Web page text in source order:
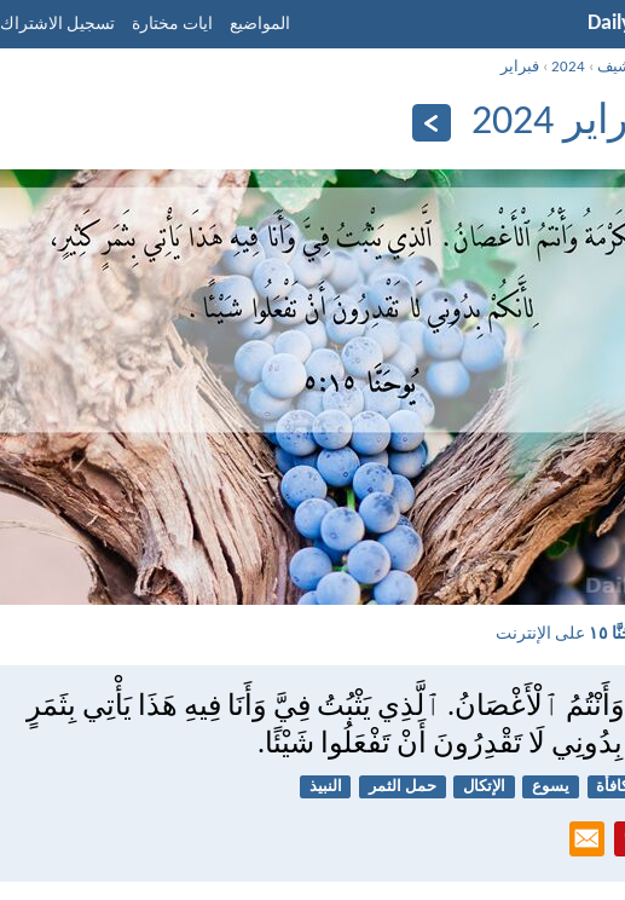
المواضيع ايات مختارة تسجيل الاشتراك
›
2024
›فبراير
١٥ على الإنترنت
ٱلْأَغْصَانُ. ٱلَّذِي يَثْبُتُ فِيَّ وَأَنَا فِيهِ هَذَا يَأْتِي بِثَمَرٍ
بِدُونِي لَا تَقْدِرُونَ أَنْ تَفْعَلُوا شَيْئًا.
يسوع الإتكال حمل الثمر النبيذ